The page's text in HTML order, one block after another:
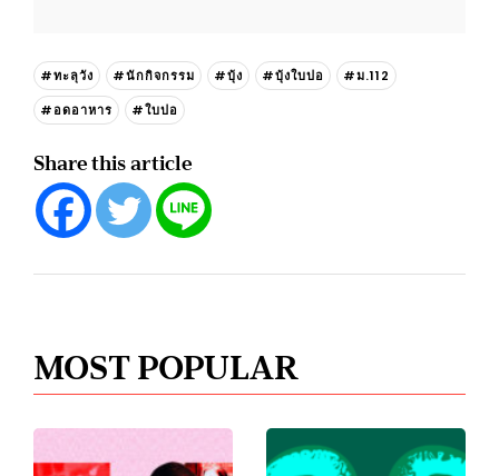
#ทะลุวัง #นักกิจกรรม #บุ้ง #บุ้งใบปอ
#ม.112
#อดอาหาร
#ใบปอ
Share this article
MOST POPULAR